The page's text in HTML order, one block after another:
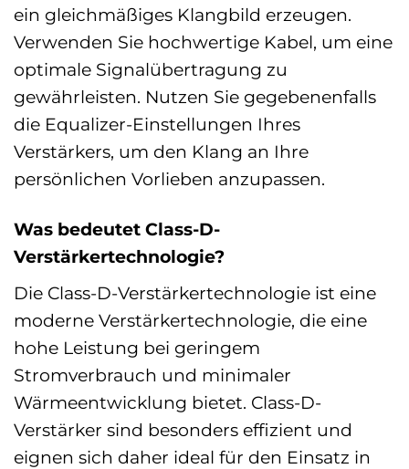
ein gleichmäßiges Klangbild erzeugen.
Verwenden Sie hochwertige Kabel, um eine
optimale Signalübertragung zu
gewährleisten. Nutzen Sie gegebenenfalls
die Equalizer-Einstellungen Ihres
Verstärkers, um den Klang an Ihre
persönlichen Vorlieben anzupassen.
Was bedeutet Class-D-
Verstärkertechnologie?
Die Class-D-Verstärkertechnologie ist eine
moderne Verstärkertechnologie, die eine
hohe Leistung bei geringem
Stromverbrauch und minimaler
Wärmeentwicklung bietet. Class-D-
Verstärker sind besonders effizient und
eignen sich daher ideal für den Einsatz in